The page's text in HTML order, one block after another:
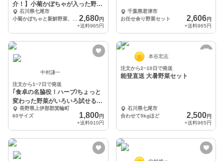
介！】小菊かぼちゃが入った野菜
セット(数量限定！)
石川県七尾市
2,680円
+送料965円
千葉県君津市
お任せ余り野菜セット
2,606円
+送料965円
中村謙一
注文から1~7日で発送
｢食卓の名脇役！ハーブ/ちょっと
変わった野菜がいろいろ試せるミ
ニセット｣
長野県上伊那郡箕輪町
60サイズ
1,800円
+送料910円
本谷宏志
注文から2~10日で発送
能登直送 大暑野菜セット
石川県七尾市
合わせて5kgほど
2,500円
+送料965円